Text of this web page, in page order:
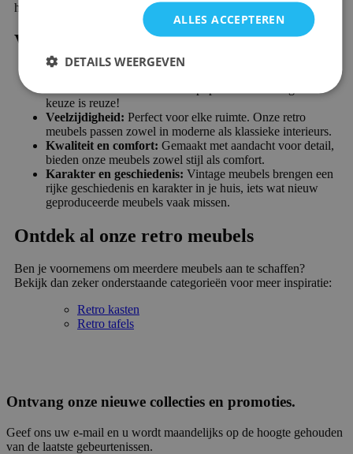
het beste van toen met de kwaliteit en het comfort van nu.
Voordelen
keuze is reuze!
Veelzijdigheid: Perfect voor elke ruimte. Onze retro
meubels passen zowel in moderne als klassieke interieurs.
Kwaliteit en comfort: Gemaakt met aandacht voor detail,
bieden onze meubels zowel stijl als comfort.
Karakter en geschiedenis: Vintage meubels brengen een
rijke geschiedenis en karakter in je huis, iets wat nieuw
geproduceerde meubels vaak missen.
Ontdek al onze retro meubels
Ben je voornemens om meerdere meubels aan te schaffen?
Bekijk dan zeker onderstaande categorieën voor meer inspiratie:
Retro kasten
Retro tafels
Ontvang onze nieuwe collecties en promoties.
Geef ons uw e-mail en u wordt maandelijks op de hoogte gehouden
van de laatste gebeurtenissen.
ALLES ACCEPTEREN
DETAILS WEERGEVEN